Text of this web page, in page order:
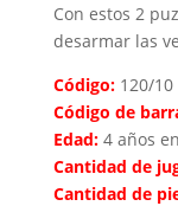
Con estos 2
desarmar las
Código: 120/10
Código de
Edad:4 años
Cantidad de
Cantidad de